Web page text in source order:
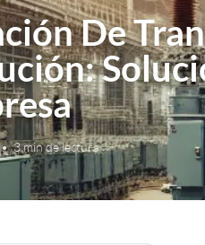
De
• 3 min de lectura